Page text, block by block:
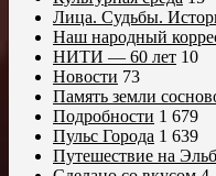
Лица. Судьбы.
Наш народный
НИТИ — 60 лет 10
Новости 73
Память земли
Подробности 1 679
Пульс Города 1 639
Путешествие на